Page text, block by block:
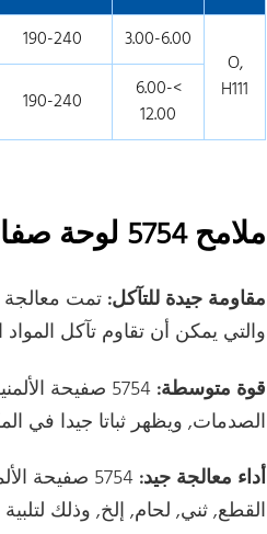
O,
H111
3.00-6.00
190-240
>6.00-
12.00
190-240
ملامح 5754 لوحة صفائح الألمنيوم لناقلة النفط
مقاومة جيدة للتآكل:
والتي يمكن أن تقاوم تآكل المواد
قوة متوسطة:
5754 صفيحة
الصدمات, ويظهر ثباتا جيدا في
أداء معالجة جيد:
5754
القطع, ثني, لحام, إلخ, وذلك